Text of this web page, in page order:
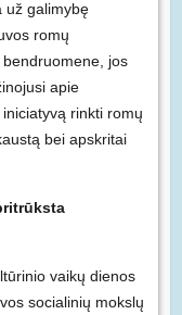
už galimybę
romų
jos
apie
rinkti romų
bei apskritai
vaikų dienos
socialinių mokslų